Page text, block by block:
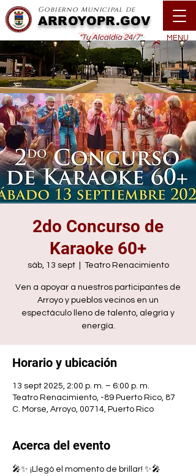
Gobierno Municipal de
ARROYOPR.GOV
"Tu Alcaldía 24/7" MENU
2do Concurso de
Karaoke 60+
sáb, 13 sept
  |
Teatro Renacimiento
Ven a apoyar a nuestros participantes de
Arroyo y pueblos vecinos en un
espectáculo lleno de talento, alegría y
energía.
Horario y ubicación
13 sept 2025, 2:00 p. m. – 6:00 p. m.
Teatro Renacimiento, -89 Puerto Rico, 87
C. Morse, Arroyo, 00714, Puerto Rico
Acerca del evento
🎤✨ ¡Llegó el momento de brillar! ✨🎤